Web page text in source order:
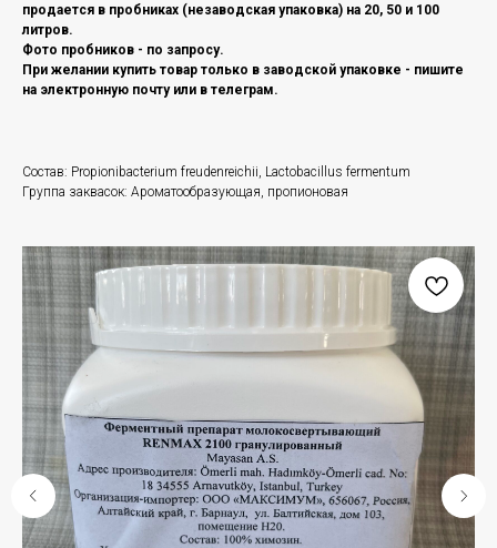
продается в пробниках (незаводская упаковка) на 20, 50 и 100
литров.
Фото пробников - по запросу.
При желании купить товар только в заводской упаковке - пишите
на электронную почту или в телеграм.
Состав: Propionibacterium freudenreichii, Lactobacillus fermentum
Группа заквасок: Ароматообразующая, пропионовая